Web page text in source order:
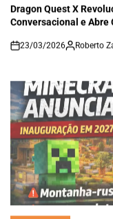
IN
Dragon Quest X
Conversacional e Abre
on
23/03/2026 Roberto
CULTURA GEEK